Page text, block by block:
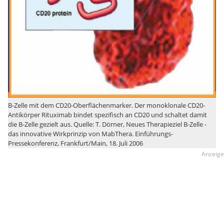
B-Zelle mit dem CD20-Oberflächenmarker. Der monoklonale CD20-
Antikörper Rituximab bindet spezifisch an CD20 und schaltet damit
die B-Zelle gezielt aus. Quelle: T. Dörner, Neues Therapieziel B-Zelle -
das innovative Wirkprinzip von MabThera. Einführungs-
Pressekonferenz, Frankfurt/Main, 18. Juli 2006